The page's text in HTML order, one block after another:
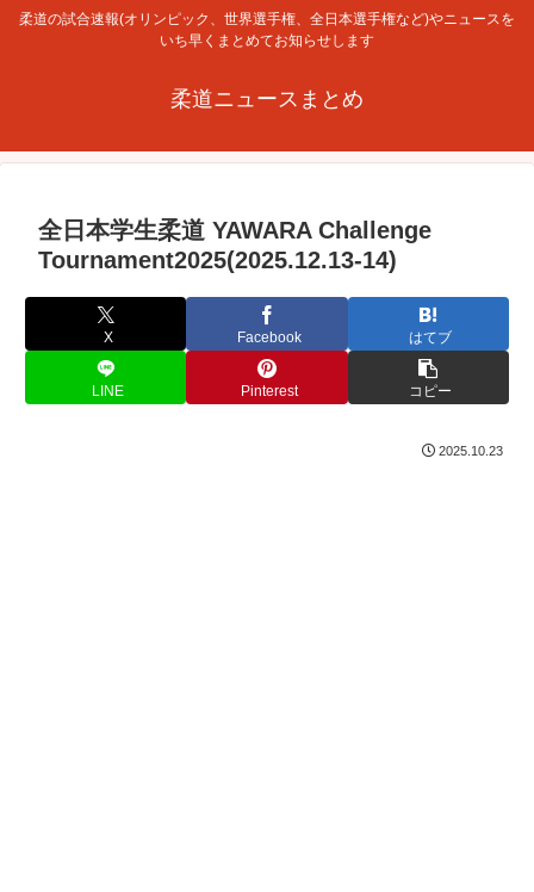
柔道の試合速報(オリンピック、世界選手権、全日本選手権など)やニュースを
いち早くまとめてお知らせします
柔道ニュースまとめ
全日本学生柔道 YAWARA Challenge
Tournament2025(2025.12.13-14)
X Facebook はてブ
LINE Pinterest コピー
2025.10.23